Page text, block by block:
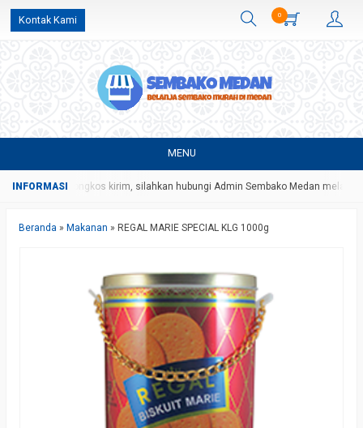
Kontak Kami 0
MENU
harga dan ongkos kirim, silahkan hubungi Admin Sembako Medan melalui
Beranda » Makanan » REGAL MARIE SPECIAL KLG 1000g